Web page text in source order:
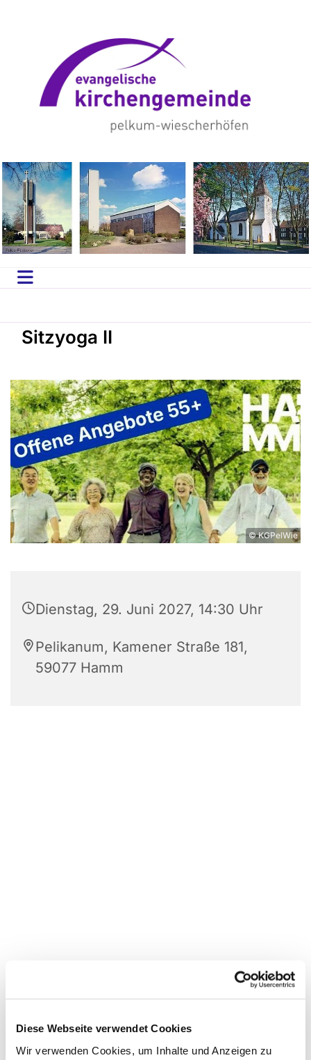
Diese Webseite verwendet Cookies
Wir verwenden Cookies, um Inhalte und Anzeigen zu
Sitzyoga II
© KGPelWie
Dienstag, 29. Juni 2027, 14:30 Uhr
Pelikanum, Kamener Straße 181,
59077 Hamm
Dies könnte Sie auch
interessieren